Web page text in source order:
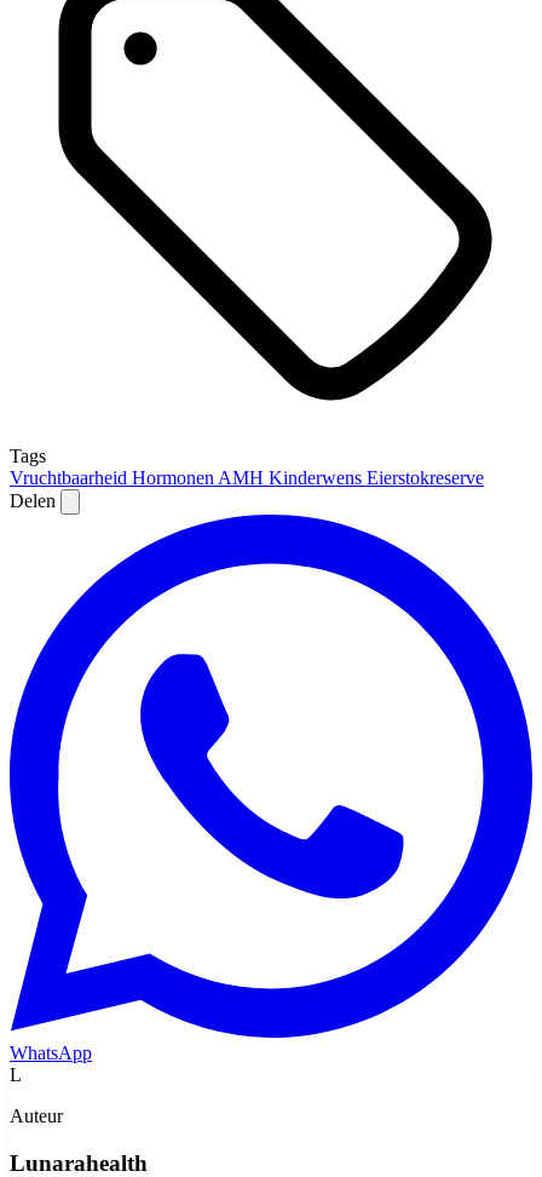
Tags
Vruchtbaarheid Hormonen AMH Kinderwens Eierstokreserve
Delen
WhatsApp
L
Auteur
Lunarahealth